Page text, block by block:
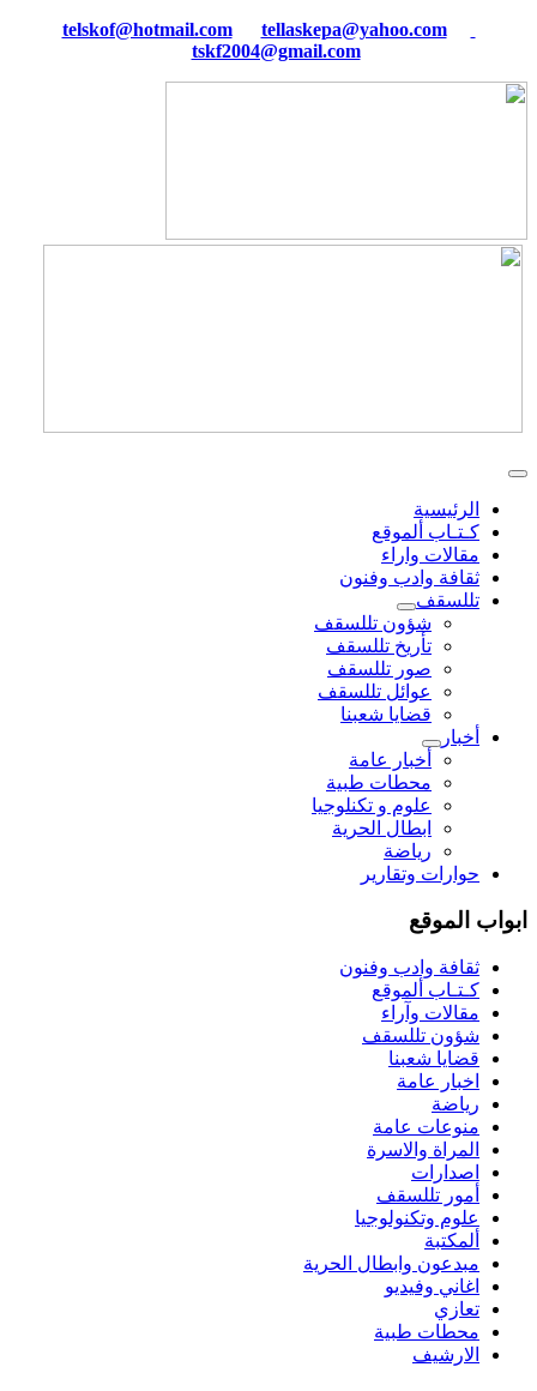
tellaskepa@yahoo.com
tskf2004@gmail.com
الرئيسية
كـتـاب ألموقع
مقالات واراء
ثقافة وادب وفنون
تللسقف
شؤون تللسقف
تأريخ تللسقف
صور تللسقف
عوائل تللسقف
قضايا شعبنا
أخبار
أخبار عامة
محطات طبية
علوم و تکنلوجیا
ابطال الحرية
رياضة
حوارات وتقارير
ابواب الموقع
ثقافة وادب وفنون
كـتـاب ألموقع
مقالات وآراء
شؤون تللسقف
قضايا شعبنا
اخبار عامة
رياضة
منوعات عامة
المراة والاسرة
اصدارات
أمور تللسقف
علوم وتكنولوجيا
ألمكتبة
مبدعون وابطال الحرية
اغاني وفيديو
تعازي
محطات طبية
الارشيف